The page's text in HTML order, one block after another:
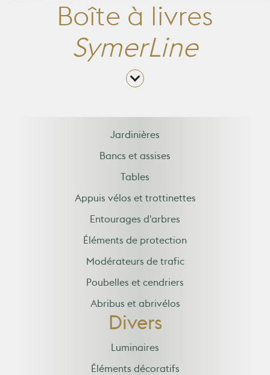
Boîte à livres
SymerLine
Jardinières
Bancs et assises
Tables
Appuis vélos et trottinettes
Entourages d'arbres
Éléments de protection
Modérateurs de trafic
Poubelles et cendriers
Abribus et abrivélos
Divers
Luminaires